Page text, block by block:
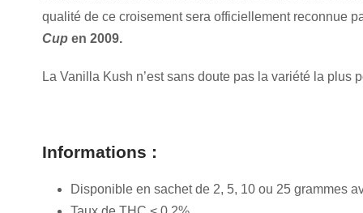
qualité de ce croisement sera officiellement reconnue
Cup en 2009.
La Vanilla Kush n’est sans doute pas la variété la
Informations :
Disponible en sachet de 2, 5, 10 ou 25 grammes